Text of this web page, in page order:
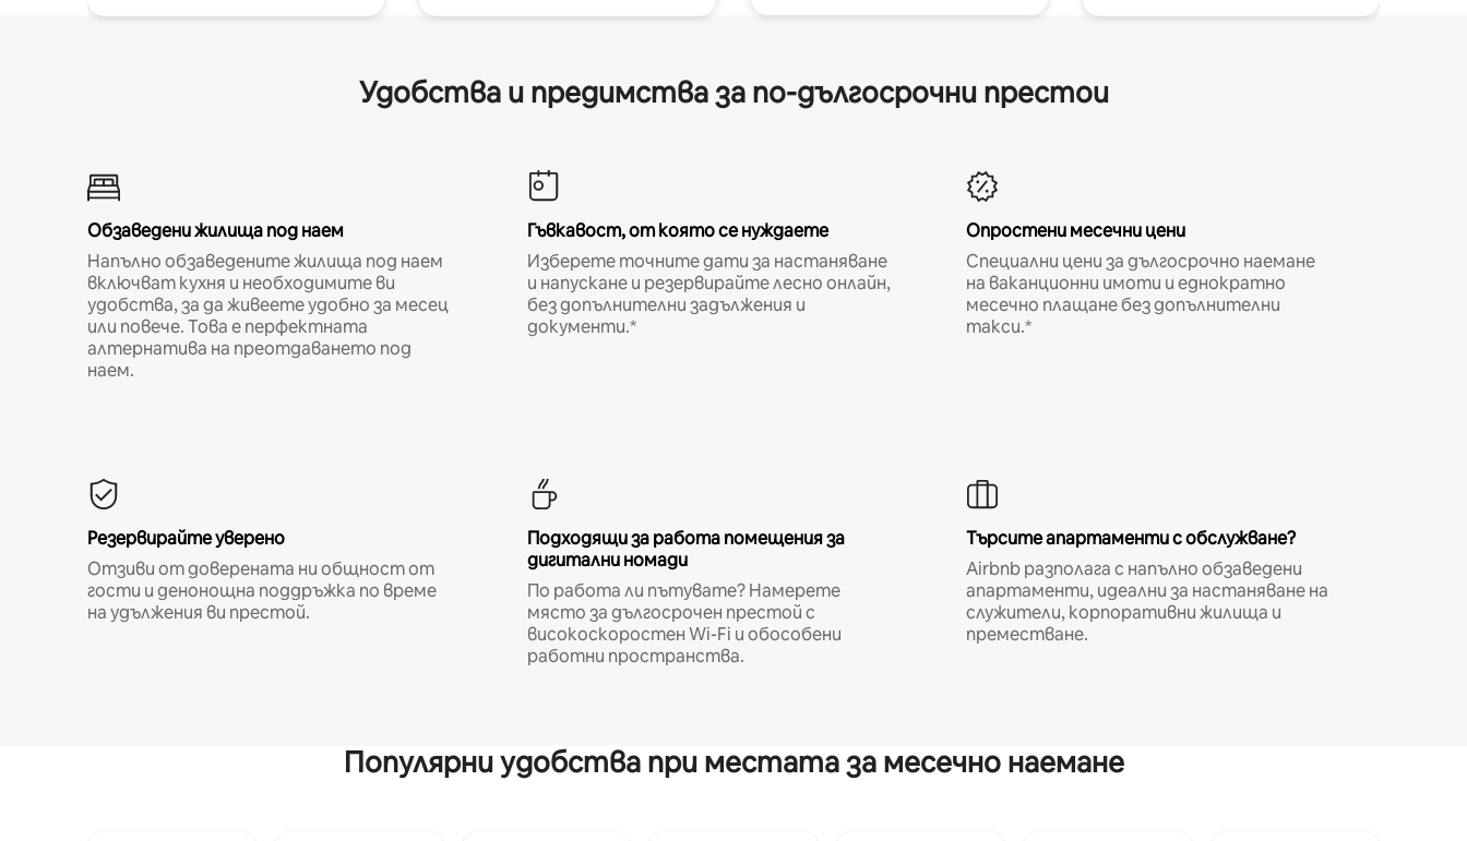
Удобства и предимства за по-дългосрочни престои
Обзаведени жилища под наем
Напълно обзаведените жилища под наем
включват кухня и необходимите ви
удобства, за да живеете удобно за месец
или повече. Това е перфектната
алтернатива на преотдаването под
наем.
Гъвкавост, от която се нуждаете
Изберете точните дати за настаняване
и напускане и резервирайте лесно онлайн,
без допълнителни задължения и
документи.*
Опростени месечни цени
Специални цени за дългосрочно наемане
на ваканционни имоти и еднократно
месечно плащане без допълнителни
такси.*
Резервирайте уверено
Отзиви от доверената ни общност от
гости и денонощна поддръжка по време
на удължения ви престой.
Подходящи за работа помещения за
дигитални номади
По работа ли пътувате? Намерете
място за дългосрочен престой с
високоскоростен Wi-Fi и обособени
работни пространства.
Търсите апартаменти с обслужване?
Airbnb разполага с напълно обзаведени
апартаменти, идеални за настаняване на
служители, корпоративни жилища и
преместване.
Популярни удобства при местата за месечно наемане